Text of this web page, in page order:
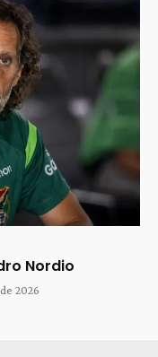
Nordio
2026